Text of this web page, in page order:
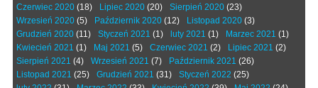
Czerwiec 2020 (18) Lipiec 2020 (20) Sierpień 2020 (23)
Wrzesień 2020 (5) Październik 2020 (12) Listopad 2020 (3)
Grudzień 2020 (11) Styczeń 2021 (1) luty 2021 (1) Marzec 2021 (1)
Kwiecień 2021 (1) Maj 2021 (5) Czerwiec 2021 (2) Lipiec 2021 (2)
Sierpień 2021 (4) Wrzesień 2021 (7) Październik 2021 (26)
Listopad 2021 (25) Grudzień 2021 (31) Styczeń 2022 (25)